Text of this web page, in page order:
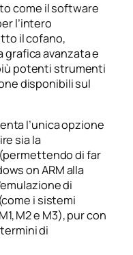
come il software
l’intero
il cofano,
grafica avanzata e
potenti strumenti
disponibili sul
l’unica opzione
sia la
di far
on ARM alla
di
i sistemi
M2 e M3), pur con
di